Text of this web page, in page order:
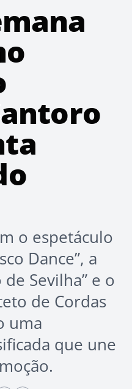
o espetáculo
Dance”, a
Sevilha” e o
de Cordas
uma
que une